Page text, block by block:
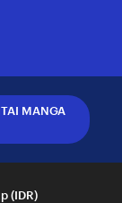
MANGA
(IDR)